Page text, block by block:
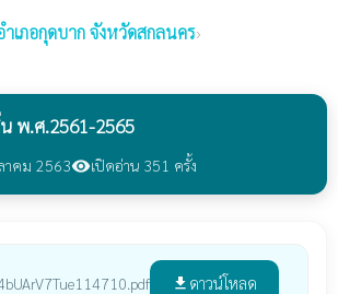
ำเภอกุดบาก จังหวัดสกลนคร›
พ.ศ.2561-2565
าคม 2563visibilityเปิดอ่าน 351 ครั้ง
file_download ดาวน์โหลด